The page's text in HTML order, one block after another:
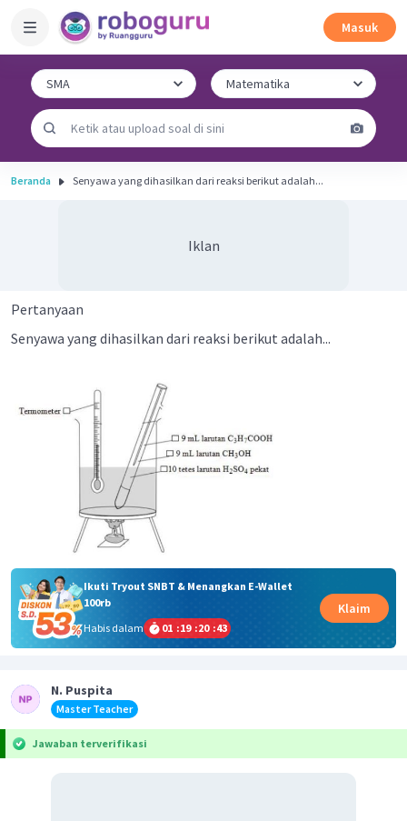
Masuk
Beranda Senyawa yang dihasilkan dari reaksi berikut adalah...
Iklan
Pertanyaan
Senyawa yang dihasilkan dari reaksi berikut adalah...
Ikuti Tryout SNBT & Menangkan E-Wallet
100rb
Habis dalam
01 :19 :20 :42
Klaim
N. Puspita
Master Teacher
Jawaban terverifikasi